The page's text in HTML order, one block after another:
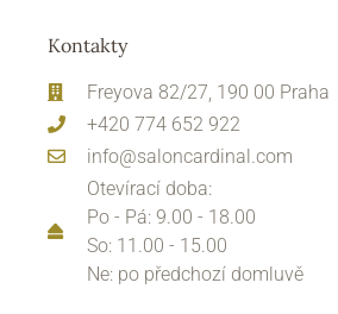
Kontakty
Freyova 82/27, 190 00 Praha
+420 774 652 922
info@saloncardinal.com
Otevírací doba:
Po - Pá: 9.00 - 18.00
So: 11.00 - 15.00
Ne: po předchozí domluvě